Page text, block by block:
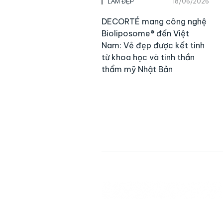
DECORTÉ mang công nghệ
Bioliposome® đến Việt
Nam: Vẻ đẹp được kết tinh
từ khoa học và tinh thần
thẩm mỹ Nhật Bản